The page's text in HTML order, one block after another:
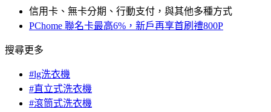
信用卡、無卡分期、行動支付，與其他多種方式
PChome 聯名卡最高6%，新戶再享首刷禮800P
搜尋更多
#lg洗衣機
#直立式洗衣機
#滾筒式洗衣機